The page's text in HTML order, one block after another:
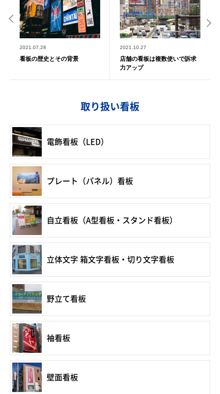
2021.07.28
看板の歴史とその背景
2021.10.27
店舗の看板は複数使いで訴求
力アップ
取り扱い看板
電飾看板（LED）
プレート（パネル）看板
自立看板（A型看板・スタンド看板）
立体文字 箱文字看板・切り文字看板
野立て看板
袖看板
壁面看板